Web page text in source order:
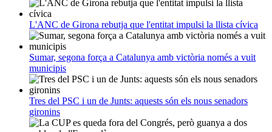
L'ANC de Girona rebutja que l'entitat impulsi la llista cívica
Sumar, segona força a Catalunya amb victòria només a vuit
municipis
Tres del PSC i un de Junts: aquests són els nous senadors
gironins